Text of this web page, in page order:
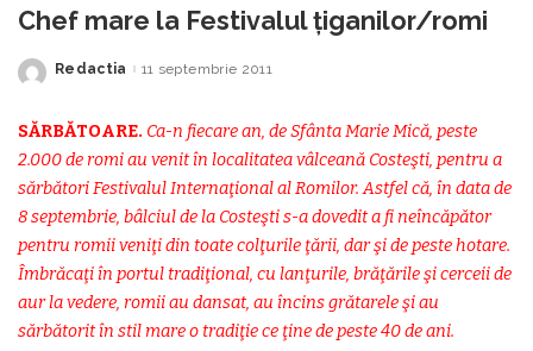
Chef mare la Festivalul țiganilor/romi
Posted
Redactia 11 septembrie 2011
SĂRBĂTOARE. Ca-n fiecare an, de Sfânta Marie Mică, peste
2.000 de romi au venit în localitatea vâlceană Costeşti, pentru a
sărbători Festivalul Internaţional al Romilor. Astfel că, în data de
8 septembrie, bâlciul de la Costeşti s-a dovedit a fi neîncăpător
pentru romii veniţi din toate colţurile ţării, dar şi de peste hotare.
Îmbrăcaţi în portul tradiţional, cu lanţurile, brăţările şi cerceii de
aur la vedere, romii au dansat, au încins grătarele şi au
sărbătorit în stil mare o tradiţie ce ţine de peste 40 de ani.